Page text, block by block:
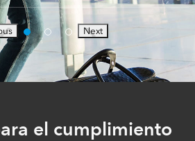
Next
el cumplimiento